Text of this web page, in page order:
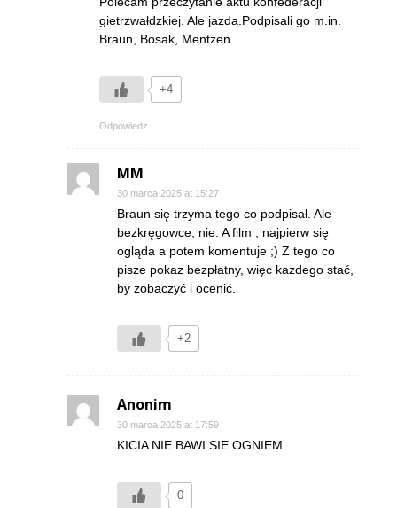
gietrzwałdzkiej. Ale jazda.Podpisali go m.in.
Braun, Bosak, Mentzen…
+4
Odpowiedz
MM
30 marca 2025 at 15:27
Braun się trzyma tego co podpisał. Ale
bezkręgowce, nie. A film , najpierw się
ogląda a potem komentuje ;) Z tego co
pisze pokaz bezpłatny, więc każdego stać,
by zobaczyć i ocenić.
+2
Anonim
30 marca 2025 at 17:59
KICIA NIE BAWI SIE OGNIEM
0